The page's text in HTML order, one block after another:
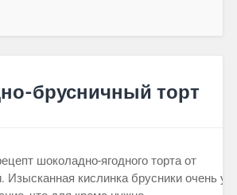
брусничный торт
шоколадно-ягодного торта от
Изысканная кислинка брусники очень